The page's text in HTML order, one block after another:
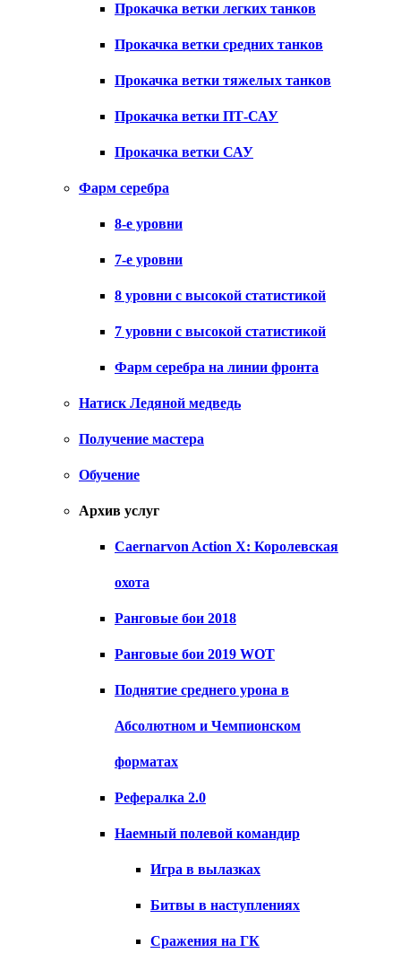
Прокачка ветки легких танков
Прокачка ветки средних танков
Прокачка ветки тяжелых танков
Прокачка ветки ПТ-САУ
Прокачка ветки САУ
Фарм серебра
8-е уровни
7-е уровни
8 уровни с высокой статистикой
7 уровни с высокой статистикой
Фарм серебра на линии фронта
Натиск Ледяной медведь
Получение мастера
Обучение
Архив услуг
Caernarvon Action X: Королевская
охота
Ранговые бои 2018
Ранговые бои 2019 WOT
Поднятие среднего урона в
Абсолютном и Чемпионском
форматах
Рефералка 2.0
Наемный полевой командир
Игра в вылазках
Битвы в наступлениях
Сражения на ГК